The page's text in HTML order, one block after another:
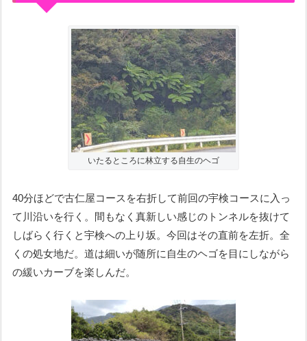
いたるところに林立する自生のヘゴ
40分ほどで古仁屋コースを右折して前回の宇検コースに入っ
て川沿いを行く。間もなく真新しい感じのトンネルを抜けて
しばらく行くと宇検への上り坂。今回はその直前を左折。全
くの処女地だ。道は細いが随所に自生のヘゴを目にしながら
の緩いカーブを楽しんだ。